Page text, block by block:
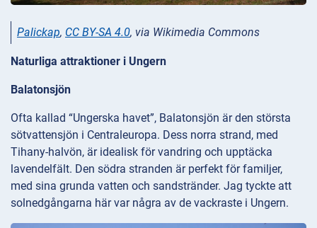
Palickap, CC BY-SA 4.0, via Wikimedia Commons
Naturliga attraktioner i Ungern
Balatonsjön
Ofta kallad “Ungerska havet”, Balatonsjön är den största
sötvattensjön i Centraleuropa. Dess norra strand, med
Tihany-halvön, är idealisk för vandring och upptäcka
lavendelfält. Den södra stranden är perfekt för familjer,
med sina grunda vatten och sandstränder. Jag tyckte att
solnedgångarna här var några av de vackraste i Ungern.